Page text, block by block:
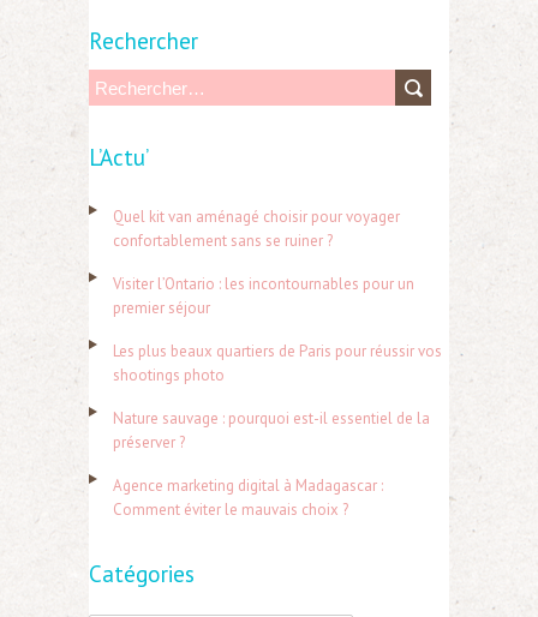
Rechercher
h
r
:
L’Actu’
Quel kit van aménagé choisir pour voyager
confortablement sans se ruiner ?
Visiter l’Ontario : les incontournables pour un
premier séjour
Les plus beaux quartiers de Paris pour réussir vos
shootings photo
Nature sauvage : pourquoi est-il essentiel de la
préserver ?
Agence marketing digital à Madagascar :
Comment éviter le mauvais choix ?
Catégories